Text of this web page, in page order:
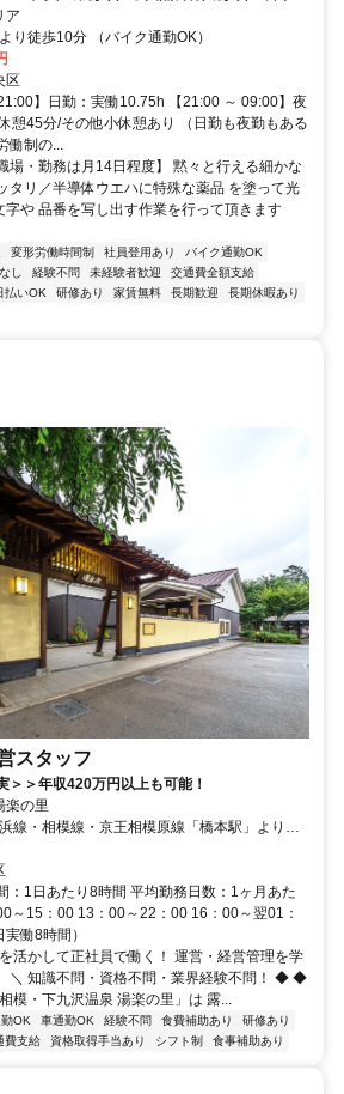
以上可能
ア
り徒歩10分 （バイク通勤OK）
区
】日勤：実働10.75h 【21:00 ～ 09:00】夜
憩45分/その他小休憩あり （日勤も夜勤もある
働制の...
場・勤務は月14日程度】 黙々と行える細かな
タリ／半導体ウエハに特殊な薬品 を塗って光
字や 品番を写し出す作業を行って頂きます
変形労働時間制 社員登用あり
バイク通勤OK
し 経験不問 未経験者歓迎
交通費全額支給
払いOK 研修あり 家賃無料 長期歓迎
長期休暇あり
スタッフ
＞＞年収420万円以上も可能！
の里
線・相模線・京王相模原線「橋本駅」よりバ
」下車すぐ
：1日あたり8時間 平均勤務日数：1ヶ月あた
～15：00 13：00～22：00 16：00～翌01：
働8時間）
活かして正社員で働く！ 運営・経営管理を学
＼ 知識不問・資格不問・業界経験不問！ ◆ ◆
模・下九沢温泉 湯楽の里」は 露...
OK 車通勤OK 経験不問 食費補助あり
研修あり
費支給 資格取得手当あり シフト制 食事補助あり